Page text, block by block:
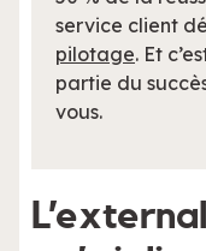
service client
pilotage. Et
partie du
vous.